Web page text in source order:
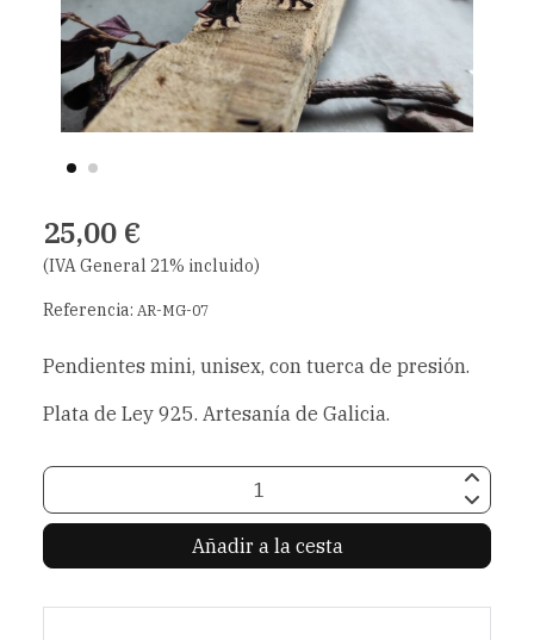
25,00 €
(IVA General 21% incluido)
Referencia: AR-MG-07
Pendientes mini, unisex, con tuerca de presión.
Plata de Ley 925. Artesanía de Galicia.
Añadir a la cesta